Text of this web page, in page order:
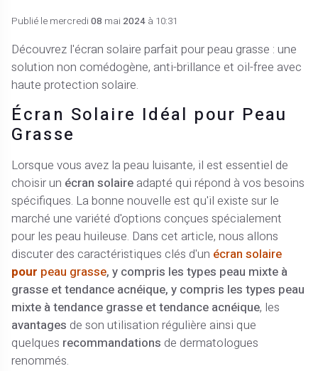
Publié le mercredi08 mai 2024 à 10:31
Découvrez l'écran solaire parfait pour peau grasse : une
solution non comédogène, anti-brillance et oil-free avec
haute protection solaire.
Écran Solaire Idéal pour Peau
Grasse
Lorsque vous avez la peau luisante, il est essentiel de
choisir un écran solaire adapté qui répond à vos besoins
spécifiques. La bonne nouvelle est qu'il existe sur le
marché une variété d'options conçues spécialement
pour les peau huileuse. Dans cet article, nous allons
discuter des caractéristiques clés d'un écran solaire
pour peau grasse, y compris les types peau mixte à
grasse et tendance acnéique, y compris les types peau
mixte à tendance grasse et tendance acnéique, les
avantages de son utilisation régulière ainsi que
quelques recommandations de dermatologues
renommés.